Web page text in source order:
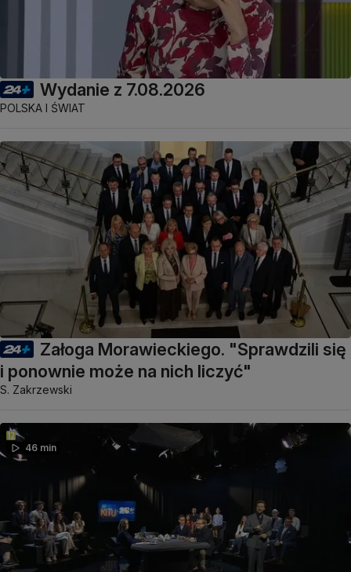
Wydanie z 7.08.2026
POLSKA I ŚWIAT
Załoga Morawieckiego. "Sprawdzili się
i ponownie może na nich liczyć"
S. Zakrzewski
46 min